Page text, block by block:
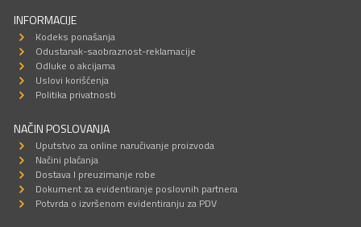
INFORMACIJE
Kodeks ponašanja
Odustanak-saobraznost-reklamacije
Odluke o akcijama
Uslovi korišćenja
Politika privatnosti
NAČIN POSLOVANJA
Uputstvo za online naručivanje proizvoda
Načini plaćanja
Dostava I preuzimanje robe
Dokument za evidentiranje poslovnih partnera
Potvrda o izvršenom evidentiranju za PDV